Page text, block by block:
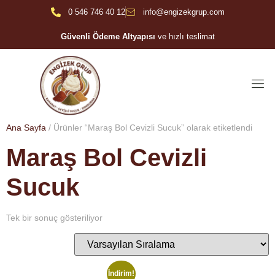
0 546 746 40 12 info@engizekgrup.com
Güvenli Ödeme Altyapısı ve hızlı teslimat
Ana Sayfa / Ürünler “Maraş Bol Cevizli Sucuk” olarak etiketlendi
Maraş Bol Cevizli
Sucuk
Tek bir sonuç gösteriliyor
İndirim!